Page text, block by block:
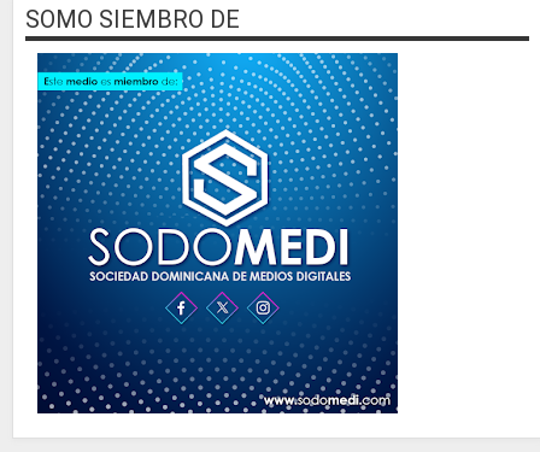
SOMO SIEMBRO DE